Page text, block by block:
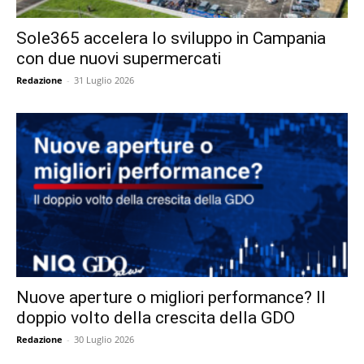
Sole365 accelera lo sviluppo in Campania
con due nuovi supermercati
Redazione - 31 Luglio 2026
Nuove aperture o migliori performance? Il
doppio volto della crescita della GDO
Redazione - 30 Luglio 2026